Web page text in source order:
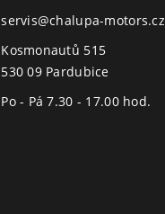
servis@chalupa-motors.cz
Kosmonautů 515
530 09 Pardubice
Po - Pá 7.30 - 17.00 hod.